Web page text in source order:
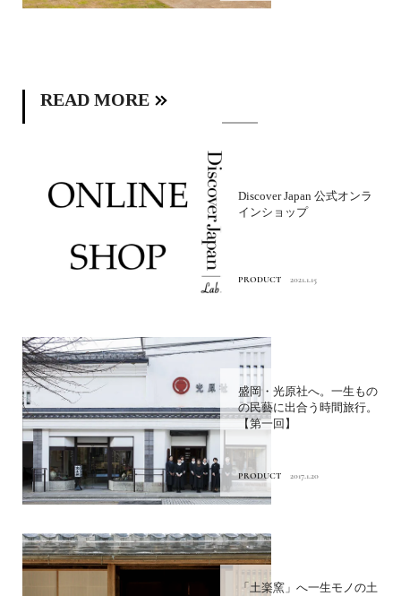
READ MORE
Discover Japan 公式オンラ
インショップ
PRODUCT 2021.1.15
盛岡・光原社へ。一生もの
の民藝に出合う時間旅行。
【第一回】
PRODUCT 2017.1.20
「土楽窯」へ一生モノの土